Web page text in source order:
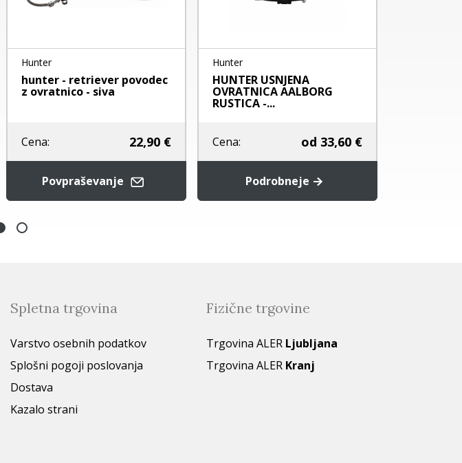
Hunter
hunter - retriever povodec
z ovratnico - siva
Cena: 22,90 €
Povpraševanje
Hunter
HUNTER USNJENA
OVRATNICA AALBORG
RUSTICA -...
Cena: od 33,60 €
Podrobneje
Spletna trgovina
Varstvo osebnih podatkov
Splošni pogoji poslovanja
Dostava
Kazalo strani
Fizične trgovine
Trgovina ALER Ljubljana
Trgovina ALER Kranj